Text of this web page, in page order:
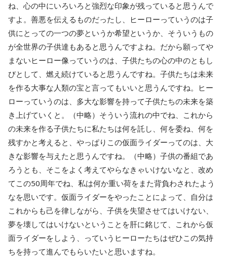
ね、⼼の中にいろいろと強烈な印象が残っていると思うんで
すよ。善悪を伝えるものだったし、ヒーローっていうのは⼦
供にとっての⼀つの夢というか希望というか、そういうもの
が全世界の⼦供達もあると思うんですよね。だから願ってや
まないヒーロー像っていうのは、⼦供たちの心の中のともし
びとして、燃え続けていると思うんですね。子供たちは未来
を作る⼤事な⼈類の宝と⾔ってもいいと思うんですね。ヒー
ローっていうのは、多⼤な影響を持って子供たちの未来を築
き上げていくと。（中略）そういう流れの中でね、これから
の未来を作る⼦供たちに私たちは何を託し、何を委ね、何を
残すかと考えると、やっぱりこの仮⾯ライダーってのは、⼤
きな影響を与えたと思うんですね。（中略）⼦供の番組であ
ろうとも、そこをよく考えてやらなきゃいけないなと、改め
てこの50周年でね、私は何か重い荷をまた背負わされたよう
なを思いです。仮⾯ライダーをやったことによって、⾃分は
これからも己を律しながら、⼦供を失望させてはいけない、
夢を壊してはいけないということを肝に銘じて、これから仮
⾯ライダーをしよう、っていうヒーローたちはぜひこの気持
ちを持って進んでもらいたいと思いますね。